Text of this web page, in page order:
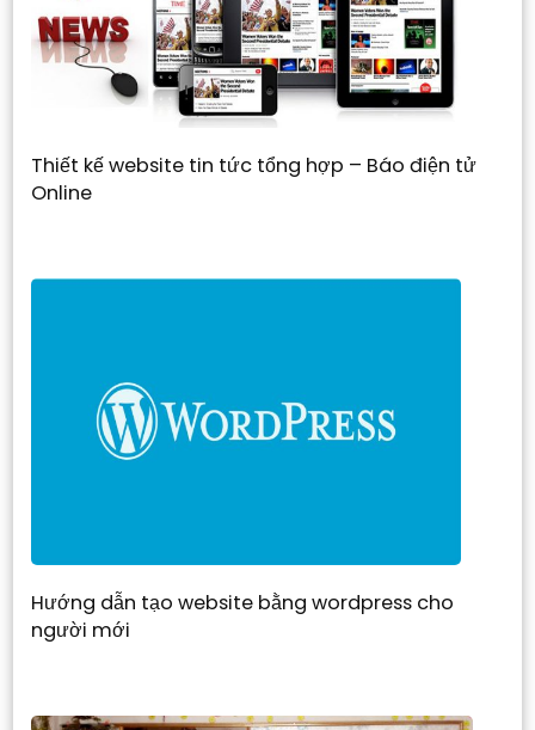
Thiết kế website tin tức tổng hợp – Báo điện tử
Online
Hướng dẫn tạo website bằng wordpress cho
người mới